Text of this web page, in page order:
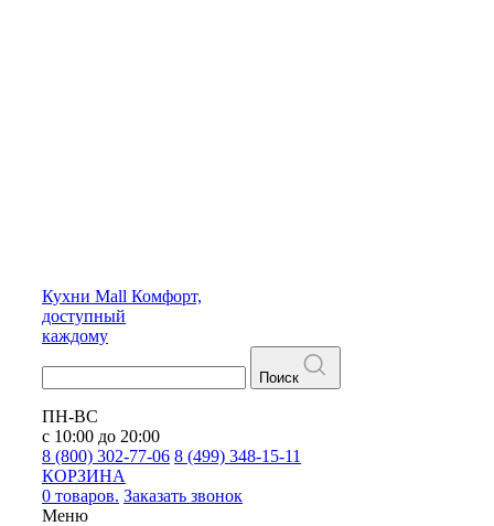
Кухни Mall Комфорт,
доступный
каждому
Поиск
ПН-ВС
с 10:00 до 20:00
8 (800) 302-77-06 8 (499) 348-15-11
КОРЗИНА
0 товаров. Заказать звонок
Меню